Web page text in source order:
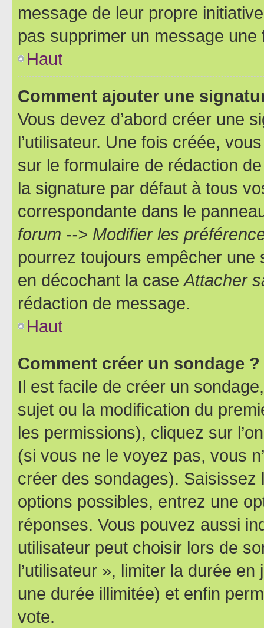
message de leur propre
pas supprimer un message une
Haut
Comment ajouter une
Vous devez d’abord créer une
l’utilisateur. Une fois créée,
sur le formulaire de rédaction
la signature par défaut à tous
correspondante dans le
forum --> Modifier les
pourrez toujours empêcher une
en décochant la caseAttacher
rédaction de message.
Haut
Comment créer un sondage ?
Il est facile de créer un
sujet ou la modification du
les permissions), cliquez sur
(si vous ne le voyez pas, vous
créer des sondages).
options possibles, entrez une
réponses. Vous pouvez aussi
utilisateur peut choisir lors de
l’utilisateur », limiter la durée
une durée illimitée) et enfin
vote.